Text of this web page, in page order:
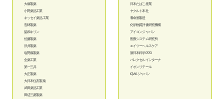
大塚製薬
小野薬品工業
キッセイ薬品工業
杏林製薬
協和キリン
佐藤製薬
沢井製薬
塩野義製薬
全薬工業
第一三共
大正製薬
大日本住友製薬
武田薬品工業
田辺三菱製薬
日本たばこ産業
ヤクルト本社
養命酒製造
化学物質評価研究機構
アイコンジャパン
医療システム研究所
エイツーヘルスケア
新日本科学PPD
パレクセルインターナ
イオンリテール
IQVIAジャパン